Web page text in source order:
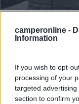
camperonline -
Information
If you wish to opt-
processing of your
targeted
section to confirm
Parcheggio
Servizi / Posizione